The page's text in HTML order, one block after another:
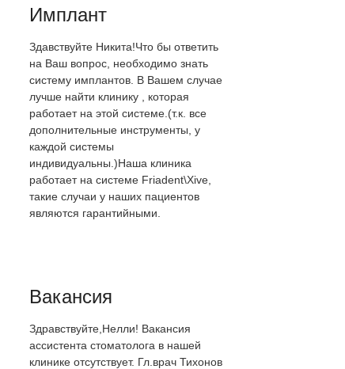
Имплант
Здавствуйте Никита!Что бы ответить
на Ваш вопрос, необходимо знать
систему имплантов. В Вашем случае
лучше найти клинику , которая
работает на этой системе.(т.к. все
дополнительные инструменты, у
каждой системы
индивидуальны.)Наша клиника
работает на системе Friadent\Xive,
такие случаи у наших пациентов
являются гарантийными.
Вакансия
Здравствуйте,Нелли! Вакансия
ассистента стоматолога в нашей
клинике отсутствует. Гл.врач Тихонов